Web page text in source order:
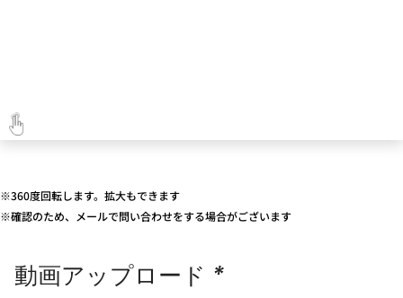
※360度回転します。拡大もできます
※確認のため、メールで問い合わせをする場合がございます
動画アップロード *